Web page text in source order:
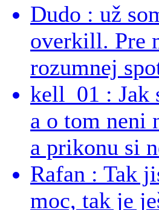
Dudo : už
overkill. Pre
rozumnej
kell_01 : Jak
a o tom neni
a prikonu si
Rafan : Tak
moc, tak je